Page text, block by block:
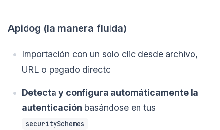
Apidog (la manera fluida)
Importación con un solo clic desde archivo,
URL o pegado directo
Detecta y configura automáticamente la
autenticación basándose en tus
securitySchemes